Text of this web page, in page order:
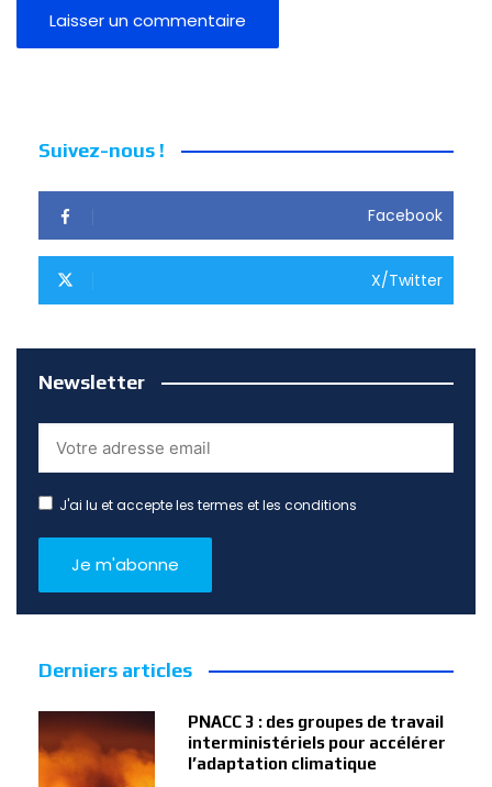
Suivez-nous !
Facebook
X/Twitter
Newsletter
J'ai lu et accepte les termes et les conditions
Derniers articles
PNACC 3 : des groupes de travail
interministériels pour accélérer
l’adaptation climatique